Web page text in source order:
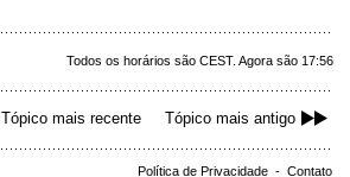
Todos os horários são CEST. Agora são 17:56
Tópico mais recente Tópico mais antigo
Política de Privacidade - Contato